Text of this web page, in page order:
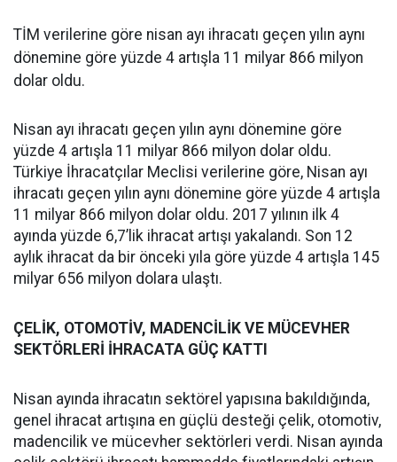
TİM verilerine göre nisan ayı ihracatı geçen yılın aynı
dönemine göre yüzde 4 artışla 11 milyar 866 milyon
dolar oldu.
Nisan ayı ihracatı geçen yılın aynı dönemine göre
yüzde 4 artışla 11 milyar 866 milyon dolar oldu.
Türkiye İhracatçılar Meclisi verilerine göre, Nisan ayı
ihracatı geçen yılın aynı dönemine göre yüzde 4 artışla
11 milyar 866 milyon dolar oldu. 2017 yılının ilk 4
ayında yüzde 6,7’lik ihracat artışı yakalandı. Son 12
aylık ihracat da bir önceki yıla göre yüzde 4 artışla 145
milyar 656 milyon dolara ulaştı.
ÇELİK, OTOMOTİV, MADENCİLİK VE MÜCEVHER
SEKTÖRLERİ İHRACATA GÜÇ KATTI
Nisan ayında ihracatın sektörel yapısına bakıldığında,
genel ihracat artışına en güçlü desteği çelik, otomotiv,
madencilik ve mücevher sektörleri verdi. Nisan ayında